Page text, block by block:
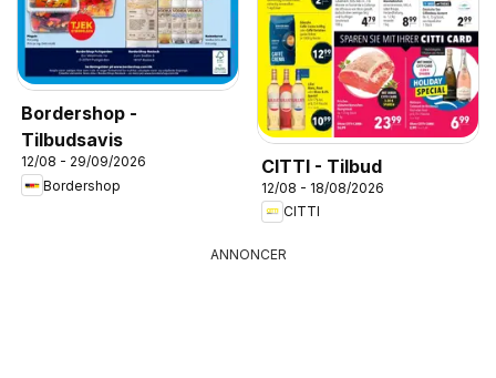
Bordershop -
Tilbudsavis
12/08 - 29/09/2026
Bordershop
CITTI - Tilbud
12/08 - 18/08/2026
CITTI
ANNONCER